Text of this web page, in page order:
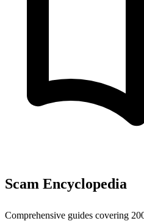
Scam Encyclopedia
Comprehensive guides covering